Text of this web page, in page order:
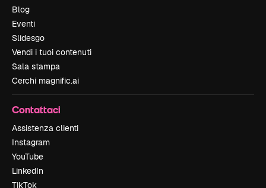
Blog
Eventi
Slidesgo
Vendi i tuoi contenuti
Sala stampa
Cerchi magnific.ai
Contattaci
Assistenza clienti
Instagram
YouTube
LinkedIn
TikTok